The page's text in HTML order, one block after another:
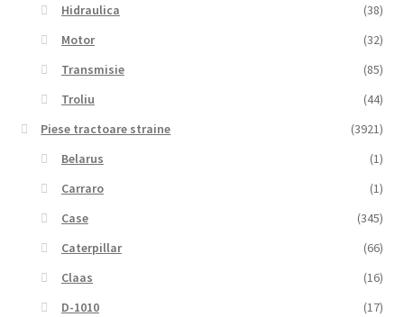
Hidraulica
(38)
Motor
(32)
Transmisie
(85)
Troliu
(44)
Piese tractoare straine
(3921)
Belarus
(1)
Carraro
(1)
Case
(345)
Caterpillar
(66)
Claas
(16)
D-1010
(17)